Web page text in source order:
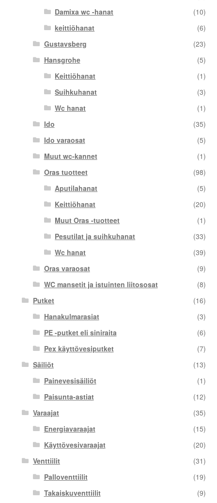
Damixa wc -hanat
(10)
keittiöhanat
(6)
Gustavsberg
(23)
Hansgrohe
(5)
Keittiöhanat
(1)
Suihkuhanat
(3)
Wc hanat
(1)
Ido
(35)
Ido varaosat
(5)
Muut wc-kannet
(1)
Oras tuotteet
(98)
Aputilahanat
(5)
Keittiöhanat
(20)
Muut Oras -tuotteet
(1)
Pesutilat ja suihkuhanat
(33)
Wc hanat
(39)
Oras varaosat
(9)
WC mansetit ja istuinten liitososat
(8)
Putket
(16)
Hanakulmarasiat
(3)
PE -putket eli siniraita
(6)
Pex käyttövesiputket
(7)
Säiliöt
(13)
Painevesisäiliöt
(1)
Paisunta-astiat
(12)
Varaajat
(35)
Energiavaraajat
(15)
Käyttövesivaraajat
(20)
Venttiilit
(31)
Palloventtiilit
(19)
Takaiskuventtiilit
(9)